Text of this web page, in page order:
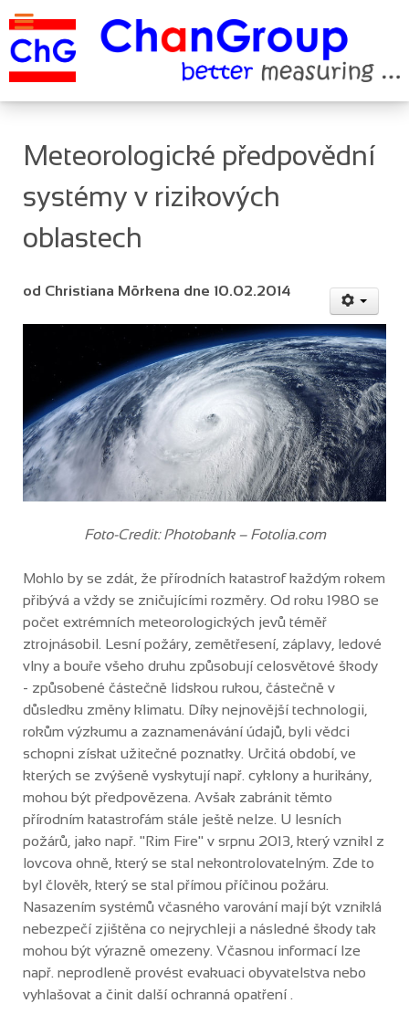
Meteorologické předpovědní
systémy v rizikových
oblastech
od Christiana Mörkena dne 10.02.2014
Foto-Credit: Photobank – Fotolia.com
Mohlo by se zdát, že přírodních katastrof každým rokem
přibývá a vždy se zničujícími rozměry. Od roku 1980 se
počet extrémních meteorologických jevů téměř
ztrojnásobil. Lesní požáry, zemětřesení, záplavy, ledové
vlny a bouře všeho druhu způsobují celosvětové škody
- způsobené částečně lidskou rukou, částečně v
důsledku změny klimatu. Díky nejnovější technologii,
rokům výzkumu a zaznamenávání údajů, byli vědci
schopni získat užitečné poznatky. Určitá období, ve
kterých se zvýšeně vyskytují např. cyklony a hurikány,
mohou být předpovězena. Avšak zabránit těmto
přírodním katastrofám stále ještě nelze. U lesních
požárů, jako např. "Rim Fire" v srpnu 2013, který vznikl z
lovcova ohně, který se stal nekontrolovatelným. Zde to
byl člověk, který se stal přímou příčinou požáru.
Nasazením systémů včasného varování mají být vzniklá
nebezpečí zjištěna co nejrychleji a následné škody tak
mohou být výrazně omezeny. Včasnou informací lze
např. neprodleně provést evakuaci obyvatelstva nebo
vyhlašovat a činit další ochranná opatření .